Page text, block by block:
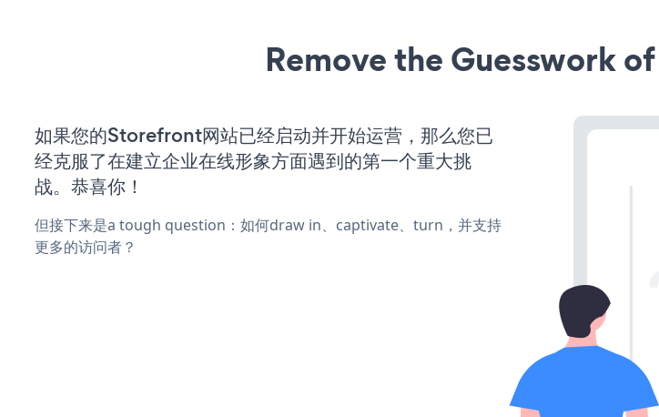
Remove the Guesswork
如果您的Storefront网站已经启动并开始运营，那么您已
经克服了在建立企业在线形象方面遇到的第一个重大挑
战。恭喜你！
但接下来是a tough question：如何draw in、captivate、turn，并支持
更多的访问者？